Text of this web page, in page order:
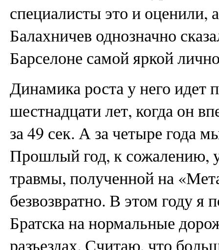
специалисты это и
Балахничев однозначно
Барселоне самой яркой
Динамика роста у него идет
шестнадцати лет, когда он
за 49 сек. А за четыре года
Прошлый год, к сожалению,
травмы, полученной на
безвозвратно. В этом году я
Братска на нормальные
разъездах. Считаю, что